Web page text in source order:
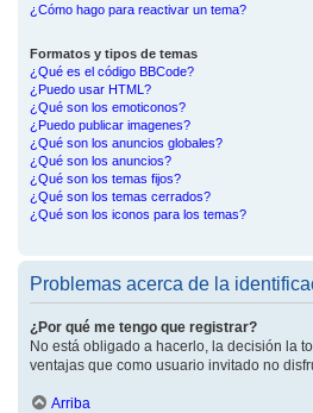
¿Cómo hago para reactivar un tema?
Formatos y tipos de temas
¿Qué es el código BBCode?
¿Puedo usar HTML?
¿Qué son los emoticonos?
¿Puedo publicar imagenes?
¿Qué son los anuncios globales?
¿Qué son los anuncios?
¿Qué son los temas fijos?
¿Qué son los temas cerrados?
¿Qué son los iconos para los temas?
Problemas acerca de la
¿Por qué me tengo que registrar?
No está obligado a hacerlo, la decisión la
ventajas que como usuario invitado no
Arriba